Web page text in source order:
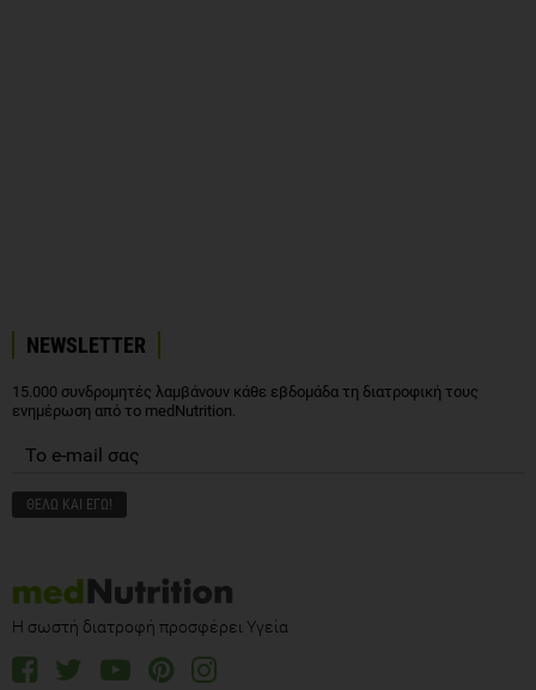
NEWSLETTER
15.000 συνδρομητές λαμβάνουν κάθε εβδομάδα τη διατροφική τους
ενημέρωση από το medNutrition.
Η σωστή διατροφή προσφέρει Υγεία